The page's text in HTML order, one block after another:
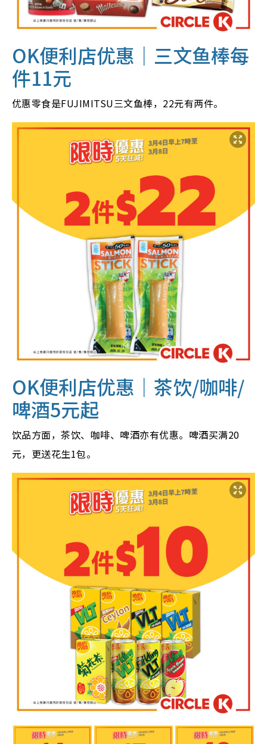
OK便利店优惠｜三文鱼棒每
件11元
优惠零食是FUJIMITSU三文鱼棒，22元有两件。
OK便利店优惠｜茶饮/咖啡/
啤酒5元起
饮品方面，茶饮、咖啡、啤酒亦有优惠。啤酒买满20
元，更送花生1包。